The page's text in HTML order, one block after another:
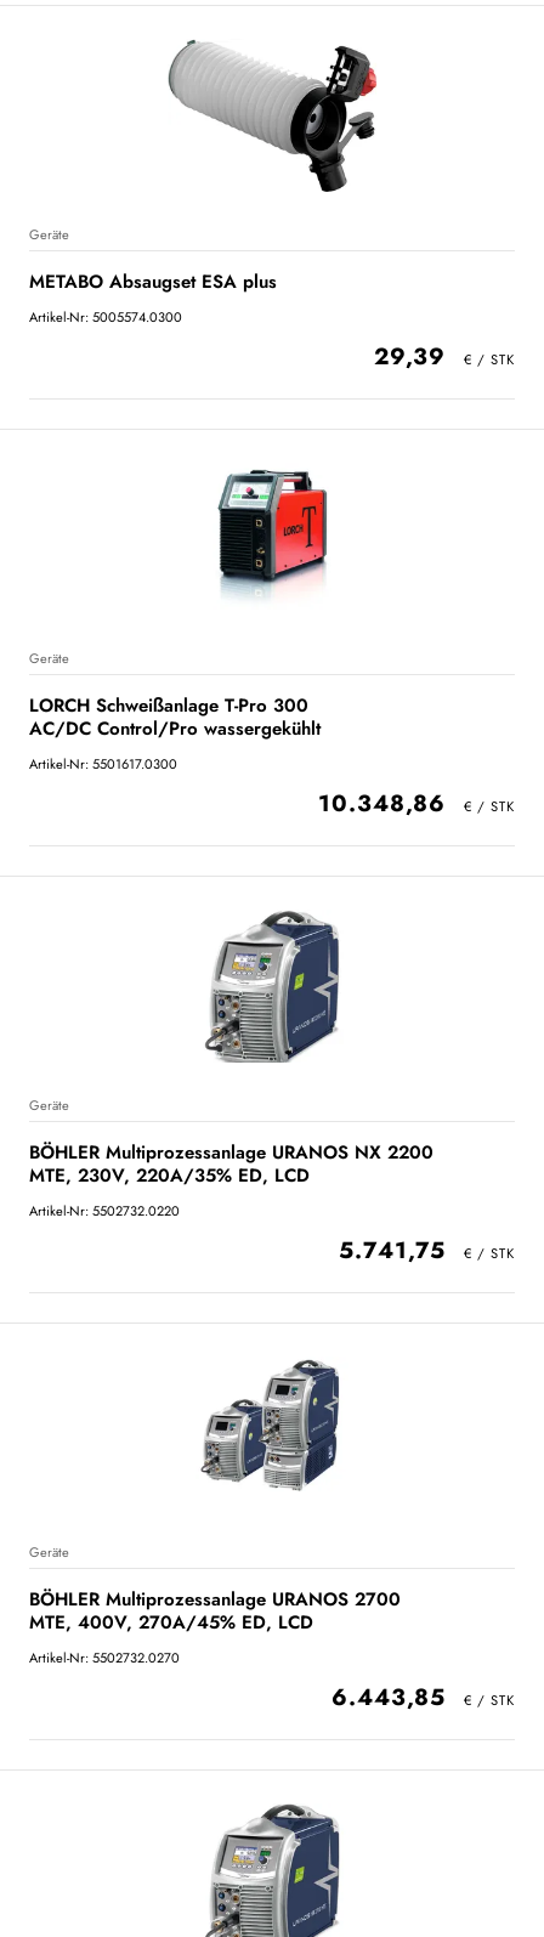
Geräte
METABO Absaugset ESA plus
Artikel-Nr: 5005574.0300
29,39
Geräte
LORCH Schweißanlage T-Pro 300
AC/DC Control/Pro wassergekühlt
Artikel-Nr: 5501617.0300
10.348,86
Geräte
BÖHLER Multiprozessanlage URANOS NX 2200
MTE, 230V, 220A/35% ED, LCD
Artikel-Nr: 5502732.0220
5.741,75
Geräte
BÖHLER Multiprozessanlage URANOS 2700
MTE, 400V, 270A/45% ED, LCD
Artikel-Nr: 5502732.0270
6.443,85